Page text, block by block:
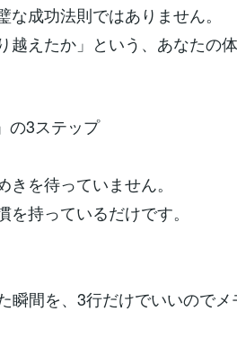
成功法則ではありません。
越えたか」という、あなたの
の3ステップ
を待っていません。
持っているだけです。
瞬間を、3行だけでいいのでメ